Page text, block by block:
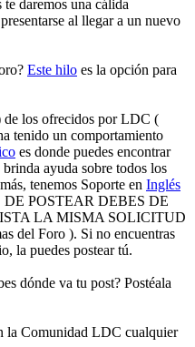
daremos una cálida
al llegar a un nuevo
Este hilo es la opción para
de los ofrecidos por LDC (
tenido un comportamiento
es donde puedes encontrar
ayuda sobre todos los
tenemos Soporte en Inglés
DE POSTEAR DEBES DE
LA MISMA SOLICITUD
del Foro ). Si no encuentras
la puedes postear tú.
dónde va tu post? Postéala
la Comunidad LDC cualquier